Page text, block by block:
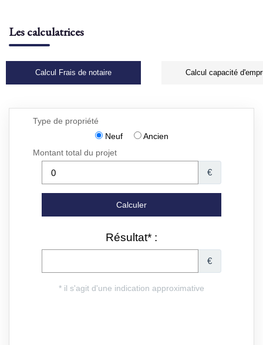
Les calculatrices
Calcul Frais de notaire Calcul capacité